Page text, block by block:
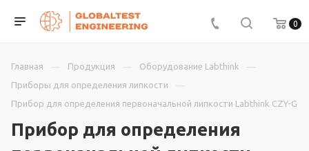
0
Главная Продукция
Оборудование Labthink
Приборы для определения липкости
Прибор для определения первоначальной липкости Labthink CZY-G
Прибор для определения